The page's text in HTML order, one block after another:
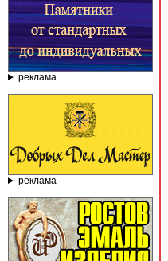
реклама
реклама